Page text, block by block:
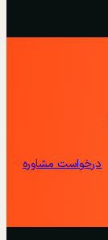
درخواست مشاوره